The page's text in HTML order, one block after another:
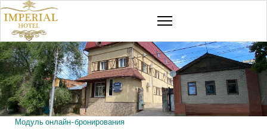
Модуль онлайн-бронирования